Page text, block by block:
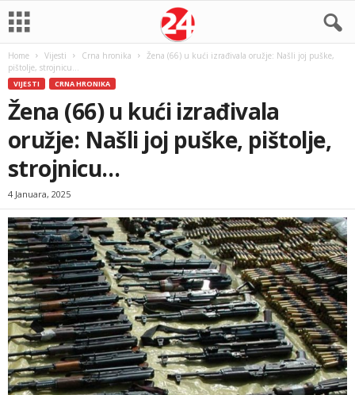
Home Vijesti Crna hronika
Žena (66) u kući izrađivala oružje: Našli joj puške,
pištolje, strojnicu…
VIJESTI CRNA HRONIKA
Žena (66) u kući izrađivala
oružje: Našli joj puške, pištolje,
strojnicu…
4 Januara, 2025